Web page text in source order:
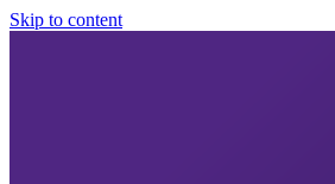
Skip to content